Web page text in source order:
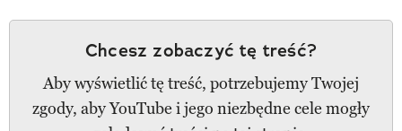
Chcesz zobaczyć tę treść?
Aby wyświetlić tę treść, potrzebujemy Twojej
zgody, aby YouTube i jego niezbędne cele mogły